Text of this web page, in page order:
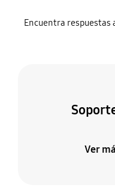
Encuentra respuestas
Ver